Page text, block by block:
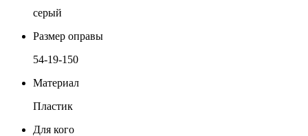
серый
Размер оправы
54-19-150
Материал
Пластик
Для кого